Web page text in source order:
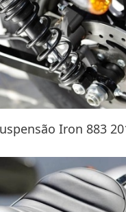
Iron 883